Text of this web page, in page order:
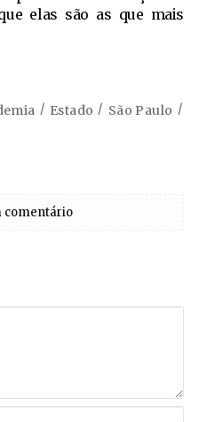
elas são as que mais
Estado
São Paulo
comentário